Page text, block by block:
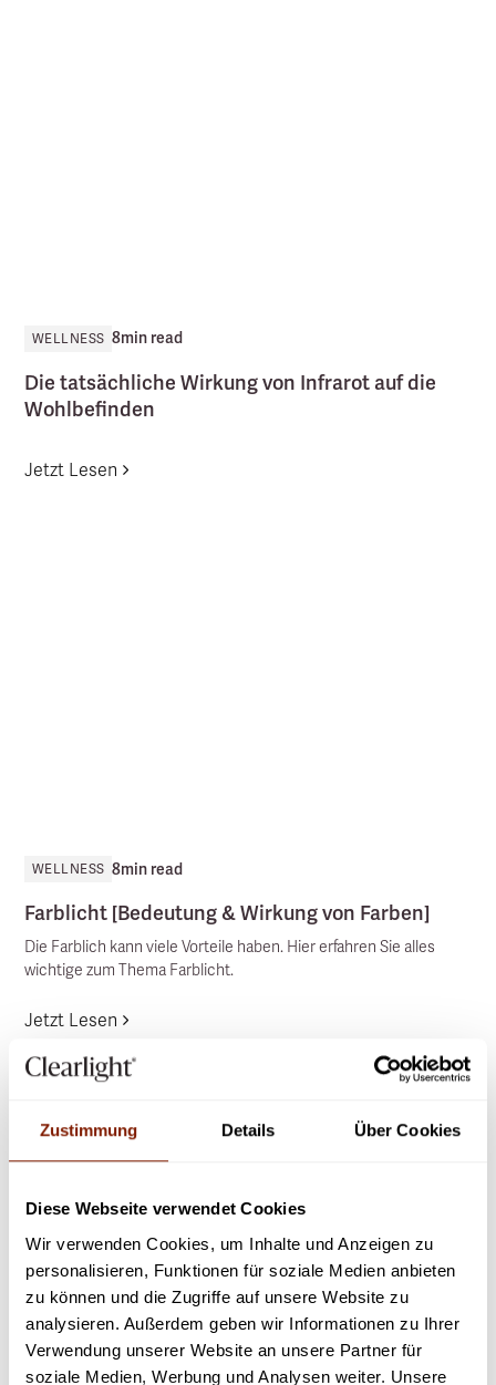
Zustimmung Details Über Cookies
Diese Webseite verwendet Cookies
Wir verwenden Cookies, um Inhalte und Anzeigen zu
personalisieren, Funktionen für soziale Medien anbieten
zu können und die Zugriffe auf unsere Website zu
analysieren. Außerdem geben wir Informationen zu Ihrer
Verwendung unserer Website an unsere Partner für
soziale Medien, Werbung und Analysen weiter. Unsere
WELLNESS 8min read
Die tatsächliche Wirkung von Infrarot auf die
Wohlbefinden
Jetzt Lesen
WELLNESS 8min read
Farblicht [Bedeutung & Wirkung von Farben]
Die Farblich kann viele Vorteile haben. Hier erfahren Sie alles
wichtige zum Thema Farblicht.
Jetzt Lesen